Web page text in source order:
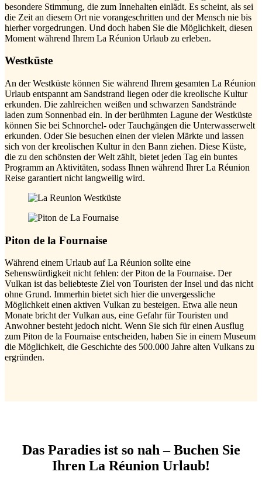
besondere Stimmung, die zum Innehalten einlädt. Es scheint, als sei
die Zeit an diesem Ort nie vorangeschritten und der Mensch nie bis
hierher vorgedrungen. Und doch haben Sie die Möglichkeit, diesen
Moment während Ihrem La Réunion Urlaub zu erleben.
Westküste
An der Westküste können Sie während Ihrem gesamten La Réunion
Urlaub entspannt am Sandstrand liegen oder die kreolische Kultur
erkunden. Die zahlreichen weißen und schwarzen Sandstrände
laden zum Sonnenbad ein. In der berühmten Lagune der Westküste
können Sie bei Schnorchel- oder Tauchgängen die Unterwasserwelt
erkunden. Oder Sie besuchen einen der vielen Märkte und lassen
sich von der kreolischen Kultur in den Bann ziehen. Diese Küste,
die zu den schönsten der Welt zählt, bietet jeden Tag ein buntes
Programm an Aktivitäten, sodass Ihnen während Ihrer La Réunion
Reise garantiert nicht langweilig wird.
Piton de la Fournaise
Während einem Urlaub auf La Réunion sollte eine
Sehenswürdigkeit nicht fehlen: der Piton de la Fournaise. Der
Vulkan ist das beliebteste Ziel von Touristen der Insel und das nicht
ohne Grund. Immerhin bietet sich hier die unvergessliche
Möglichkeit einen aktiven Vulkan zu besteigen. Etwa alle neun
Monate bricht der Vulkan aus, eine Gefahr für Touristen und
Anwohner besteht jedoch nicht. Wenn Sie sich für einen Ausflug
zum Piton de la Fournaise entscheiden, haben Sie in einem Museum
die Möglichkeit, die Geschichte des 500.000 Jahre alten Vulkans zu
ergründen.
Das Paradies ist so nah – Buchen Sie
Ihren La Réunion Urlaub!